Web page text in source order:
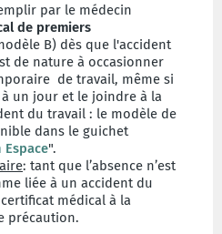
par le médecin
de premiers
B) dès que l'accident
de nature à occasionner
de travail, même si
un jour et le joindre à la
du travail : le modèle de
dans le guichet
Espace".
: tant que l’absence n’est
liée à un accident du
médical à la
précaution.